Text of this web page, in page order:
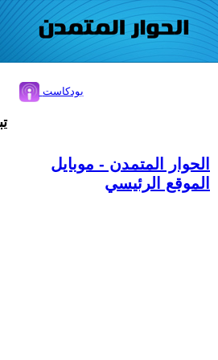
بودكاست
الحوار المتمدن - موبايل
الموقع الرئيسي